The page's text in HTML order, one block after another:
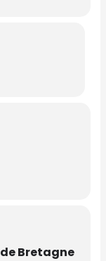
Bretagne